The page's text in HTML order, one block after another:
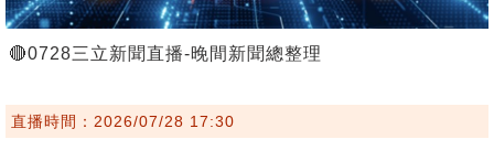
🔴0728三立新聞直播-晚間新聞總整理
直播時間：2026/07/28 17:30